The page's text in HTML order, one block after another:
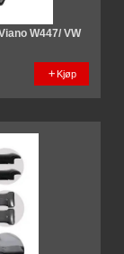
W447/ VW
Kjøp